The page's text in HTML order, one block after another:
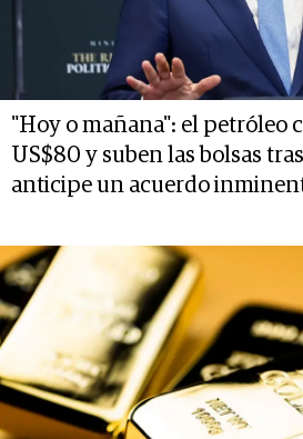
"Hoy o mañana": el petróleo
US$80 y suben las bolsas
anticipe un acuerdo